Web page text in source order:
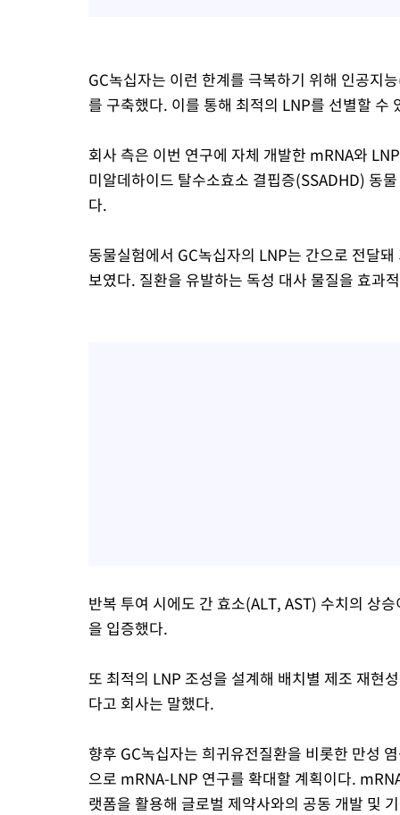
GC녹십자는 이런 한계를 극복하기 위해 인공지
를 구축했다. 이를 통해 최적의 LNP를 선별할 수
회사 측은 이번 연구에 자체 개발한 mRNA와
미알데하이드 탈수소효소 결핍증(SSADHD) 동
다.
동물실험에서 GC녹십자의 LNP는 간으로 전달
보였다. 질환을 유발하는 독성 대사 물질을 효과
반복 투여 시에도 간 효소(ALT, AST) 수치의 상
을 입증했다.
또 최적의 LNP 조성을 설계해 배치별 제조 재현
다고 회사는 말했다.
향후 GC녹십자는 희귀유전질환을 비롯한 만성
으로 mRNA-LNP 연구를 확대할 계획이다.
랫폼을 활용해 글로벌 제약사와의 공동 개발 및